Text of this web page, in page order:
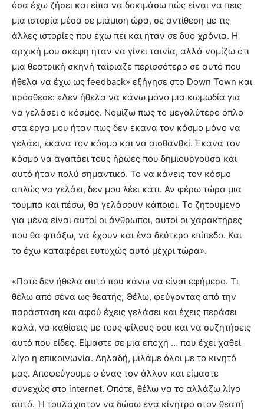
όσα έχω ζήσει και είπα να δοκιμάσω πώς είναι να πεις
μια ιστορία μέσα σε μιάμιση ώρα, σε αντίθεση με τις
άλλες ιστορίες που έχω πει και ήταν σε δύο χρόνια. Η
αρχική μου σκέψη ήταν να γίνει ταινία, αλλά νομίζω ότι
μια θεατρική σκηνή ταίριαζε περισσότερο σε αυτό που
ήθελα να έχω ως feedback» εξήγησε στο Down Town και
πρόσθεσε: «Δεν ήθελα να κάνω μόνο μια κωμωδία για
να γελάσει ο κόσμος. Νομίζω πως το μεγαλύτερο όπλο
στα έργα μου ήταν πως δεν έκανα τον κόσμο μόνο να
γελάει, έκανα τον κόσμο και να αισθανθεί. Έκανα τον
κόσμο να αγαπάει τους ήρωες που δημιουργούσα και
αυτό ήταν πολύ σημαντικό. Το να κάνεις τον κόσμο
απλώς να γελάει, δεν μου λέει κάτι. Αν φέρω τώρα μια
τούμπα και πέσω, θα γελάσουν κάποιοι. Το ζητούμενο
για μένα είναι αυτοί οι άνθρωποι, αυτοί οι χαρακτήρες
που θα φτιάξω, να έχουν και ένα δεύτερο επίπεδο. Και
το έχω καταφέρει ευτυχώς αυτό μέχρι τώρα».
«Ποτέ δεν ήθελα αυτό που κάνω να είναι εφήμερο. Τι
θέλω από σένα ως θεατής; Θέλω, φεύγοντας από την
παράσταση και αφού έχεις γελάσει και έχεις περάσει
καλά, να καθίσεις με τους φίλους σου και να συζητήσεις
αυτό που είδες. Είμαστε σε μια εποχή … που έχει χαθεί
λίγο η επικοινωνία. Δηλαδή, μιλάμε όλοι με το κινητό
μας. Αποφεύγουμε ο ένας τον άλλον και είμαστε
συνεχώς στο internet. Οπότε, θέλω να το αλλάζω λίγο
αυτό. Ή τουλάχιστον να δώσω ένα κίνητρο στον θεατή